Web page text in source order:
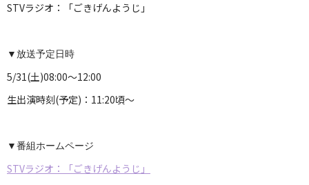
STVラジオ：「ごきげんようじ」
▼放送予定日時
5/31(土)08:00～12:00
生出演時刻(予定)：11:20頃～
▼番組ホームページ
STVラジオ：「ごきげんようじ」